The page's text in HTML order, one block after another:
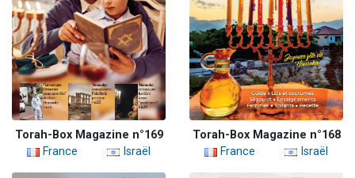
Torah-Box Magazine n°169
France
Israël
Torah-Box Magazine n°168
France
Israël